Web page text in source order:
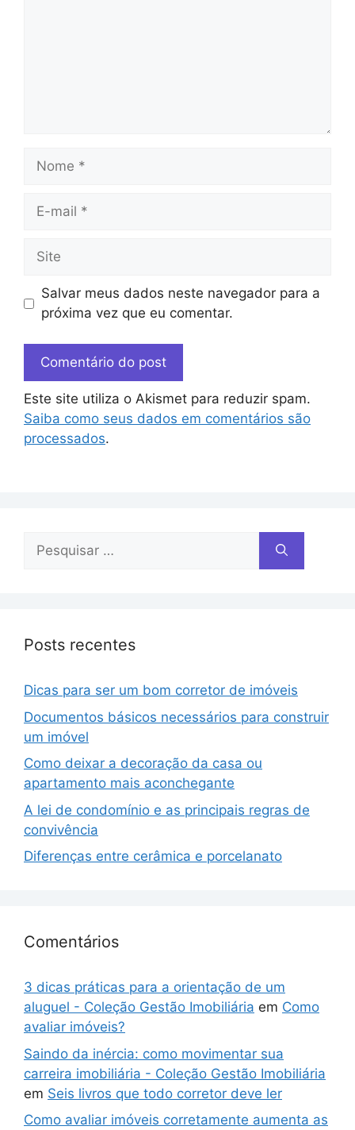
Salvar meus dados neste navegador para a
próxima vez que eu comentar.
Este site utiliza o Akismet para reduzir spam.
Saiba como seus dados em comentários são
processados.
Posts recentes
Dicas para ser um bom corretor de imóveis
Documentos básicos necessários para construir
um imóvel
Como deixar a decoração da casa ou
apartamento mais aconchegante
A lei de condomínio e as principais regras de
convivência
Diferenças entre cerâmica e porcelanato
Comentários
3 dicas práticas para a orientação de um
aluguel - Coleção Gestão Imobiliária em Como
avaliar imóveis?
Saindo da inércia: como movimentar sua
carreira imobiliária - Coleção Gestão Imobiliária
em Seis livros que todo corretor deve ler
Como avaliar imóveis corretamente aumenta as